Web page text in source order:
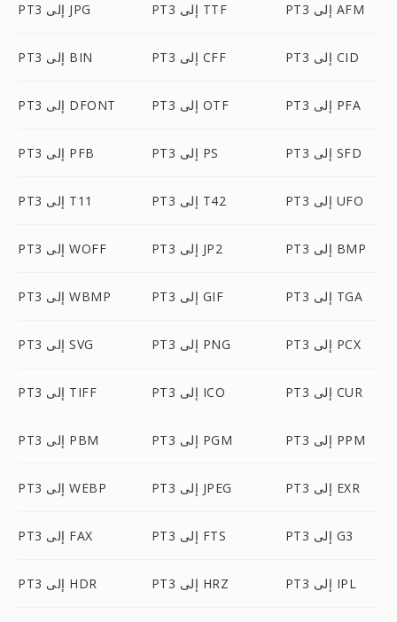
PT3 إلى JPG PT3 إلى TTF PT3 إلى AFM
PT3 إلى BIN PT3 إلى CFF PT3 إلى CID
PT3 إلى DFONT PT3 إلى OTF PT3 إلى PFA
PT3 إلى PFB PT3 إلى PS PT3 إلى SFD
PT3 إلى T11 PT3 إلى T42 PT3 إلى UFO
PT3 إلى WOFF PT3 إلى JP2 PT3 إلى BMP
PT3 إلى WBMP PT3 إلى GIF PT3 إلى TGA
PT3 إلى SVG PT3 إلى PNG PT3 إلى PCX
PT3 إلى TIFF PT3 إلى ICO PT3 إلى CUR
PT3 إلى PBM PT3 إلى PGM PT3 إلى PPM
PT3 إلى WEBP PT3 إلى JPEG PT3 إلى EXR
PT3 إلى FAX PT3 إلى FTS PT3 إلى G3
PT3 إلى HDR PT3 إلى HRZ PT3 إلى IPL